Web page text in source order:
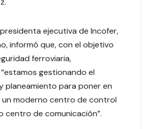
ejecutiva de Incofer,
informó que, con el objetivo
ferroviaria,
gestionando el
planeamiento para poner en
moderno centro de control
centro de comunicación”.